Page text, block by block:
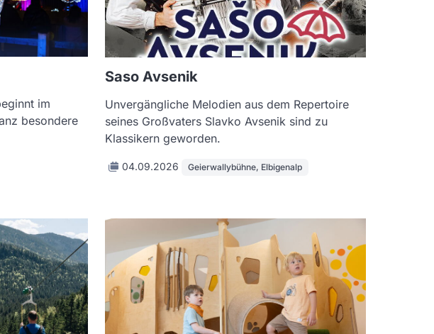
im
besondere
Saso Avsenik
Unvergängliche Melodien aus dem Repertoire
seines Großvaters Slavko Avsenik sind zu
Klassikern geworden.
04.09.2026 Geierwallybühne, Elbigenalp